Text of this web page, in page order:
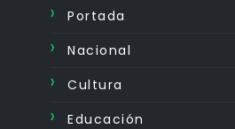
Portada
Nacional
Cultura
Educación